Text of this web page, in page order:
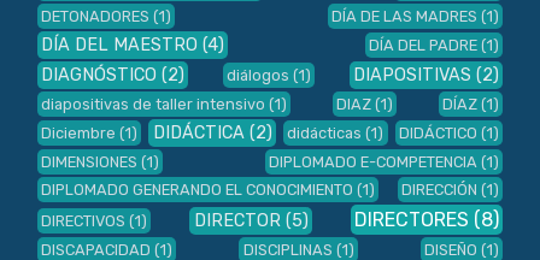
DETONADORES (1) DÍA DE LAS MADRES (1)
DÍA DEL MAESTRO (4) DÍA DEL PADRE (1)
DIAGNÓSTICO (2) diálogos (1) DIAPOSITIVAS (2)
diapositivas de taller intensivo (1) DIAZ (1) DÍAZ (1)
Diciembre (1) DIDÁCTICA (2) didácticas (1) DIDÁCTICO (1)
DIMENSIONES (1) DIPLOMADO E-COMPETENCIA (1)
DIPLOMADO GENERANDO EL CONOCIMIENTO (1) DIRECCIÓN (1)
DIRECTIVOS (1) DIRECTOR (5) DIRECTORES (8)
DISCAPACIDAD (1) DISCIPLINAS (1) DISEÑO (1)